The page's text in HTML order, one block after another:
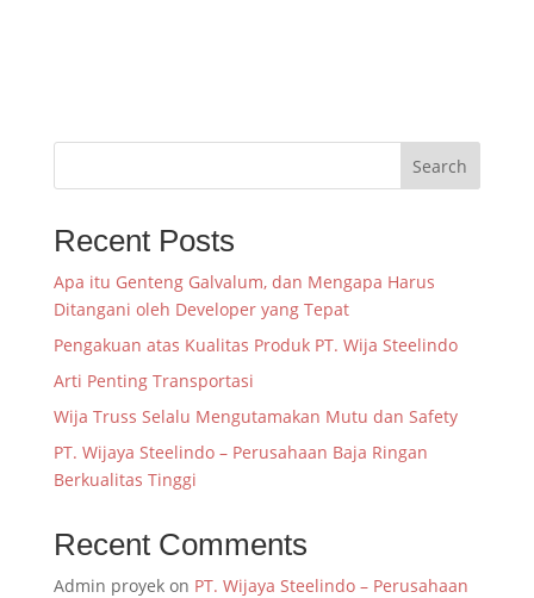
Search
Recent Posts
Apa itu Genteng Galvalum, dan Mengapa Harus
Ditangani oleh Developer yang Tepat
Pengakuan atas Kualitas Produk PT. Wija Steelindo
Arti Penting Transportasi
Wija Truss Selalu Mengutamakan Mutu dan Safety
PT. Wijaya Steelindo – Perusahaan Baja Ringan
Berkualitas Tinggi
Recent Comments
Admin proyekon PT. Wijaya Steelindo – Perusahaan